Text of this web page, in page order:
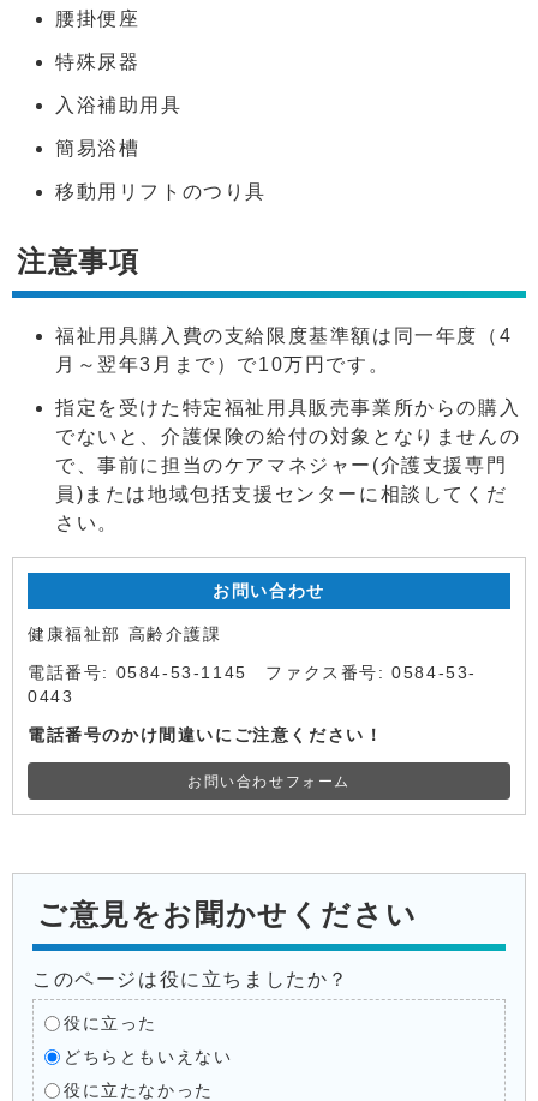
腰掛便座
特殊尿器
入浴補助用具
簡易浴槽
移動用リフトのつり具
注意事項
福祉用具購入費の支給限度基準額は同一年度（4
月～翌年3月まで）で10万円です。
指定を受けた特定福祉用具販売事業所からの購入
でないと、介護保険の給付の対象となりませんの
で、事前に担当のケアマネジャー(介護支援専門
員)または地域包括支援センターに相談してくだ
さい。
お問い合わせ
健康福祉部 高齢介護課
電話番号: 0584-53-1145 ファクス番号: 0584-53-
0443
電話番号のかけ間違いにご注意ください！
お問い合わせフォーム
ご意見をお聞かせください
このページは役に立ちましたか？
役に立った
どちらともいえない
役に立たなかった